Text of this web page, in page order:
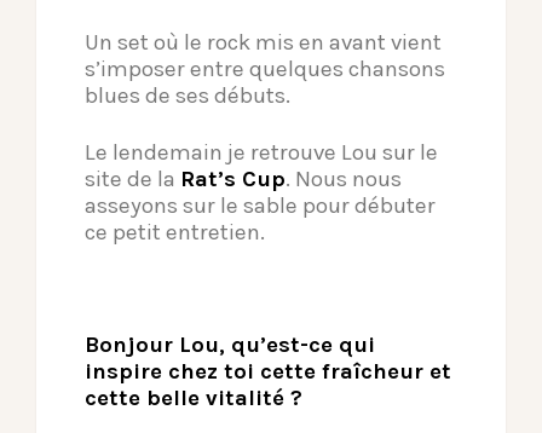
Un set où le rock mis en avant vient
s’imposer entre quelques chansons
blues de ses débuts.
Le lendemain je retrouve Lou sur le
site de la Rat’s Cup. Nous nous
asseyons sur le sable pour débuter
ce petit entretien.
Bonjour Lou, qu’est-ce qui
inspire chez toi cette fraîcheur et
cette belle vitalité ?